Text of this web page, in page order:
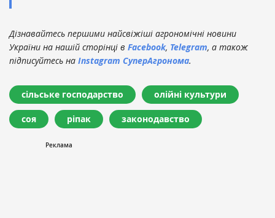
Дізнавайтесь першими найсвіжіші агрономічні новини
України на нашій сторінці в Facebook, Telegram, а також
підписуйтесь на Instagram СуперАгронома.
сільське господарство олійні культури
соя ріпак законодавство